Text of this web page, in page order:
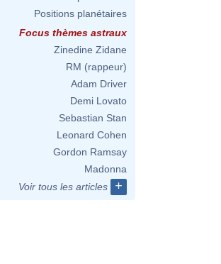
Positions planétaires
Focus thèmes astraux
Zinedine Zidane
RM (rappeur)
Adam Driver
Demi Lovato
Sebastian Stan
Leonard Cohen
Gordon Ramsay
Madonna
Voir tous les articles
+